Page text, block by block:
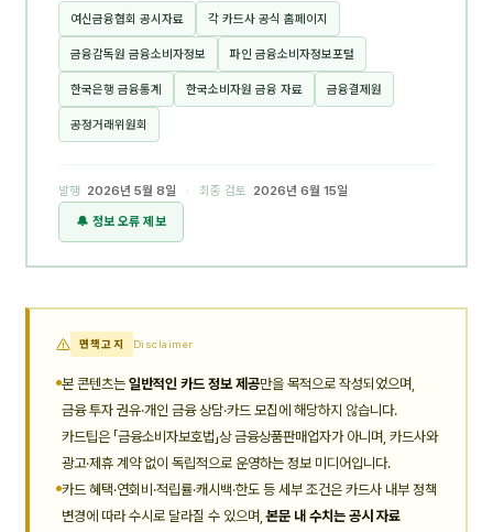
여신금융협회 공시자료 각 카드사 공식 홈페이지
금융감독원 금융소비자정보 파인 금융소비자정보포털
한국은행 금융통계 한국소비자원 금융 자료 금융결제원
공정거래위원회
발행 2026년 5월 8일 · 최종 검토
2026년 6월 15일
🔔 정보 오류 제보
면책고지 Disclaimer
본 콘텐츠는 일반적인 카드 정보 제공만을 목적으로 작성되었으며,
금융 투자 권유·개인 금융 상담·카드 모집에 해당하지 않습니다.
카드팁은 「금융소비자보호법」상 금융상품판매업자가 아니며, 카드사와
광고·제휴 계약 없이 독립적으로 운영하는 정보 미디어입니다.
카드 혜택·연회비·적립률·캐시백·한도 등 세부 조건은 카드사 내부 정책
변경에 따라 수시로 달라질 수 있으며,본문 내 수치는 공시 자료